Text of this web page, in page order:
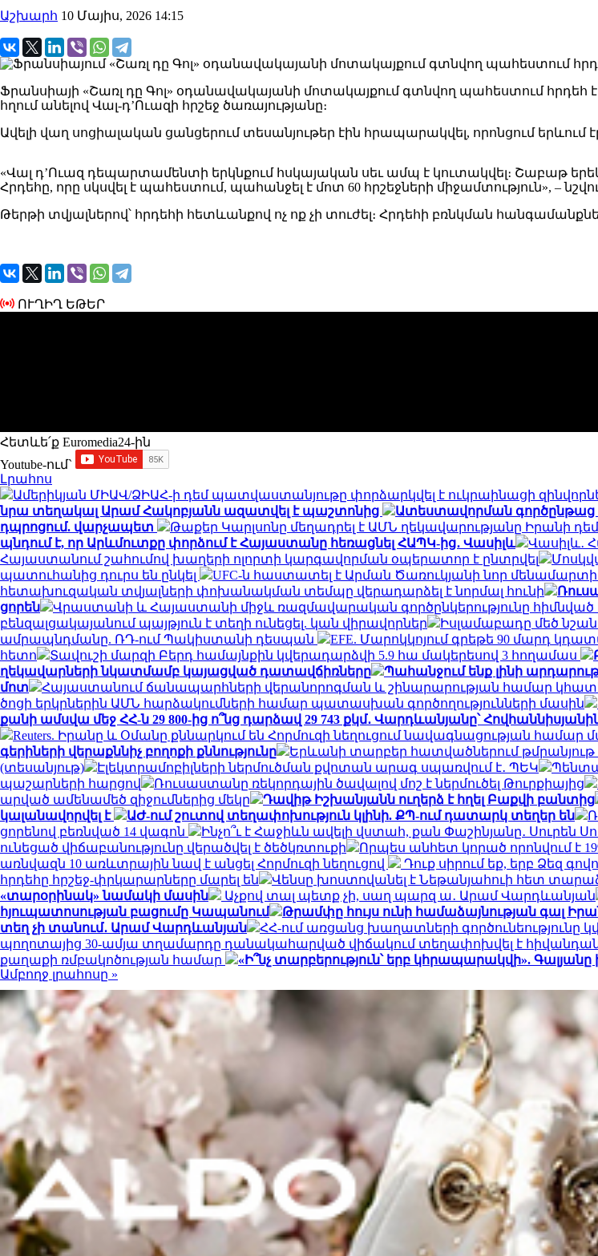
Աշխարհ 10 Մայիս, 2026 14:15
Ֆրանսիայի «Շառլ դը Գոլ» օդանավակայանի մոտակայքում գտնվող պահեստում հրդեհ է
հղում անելով Վալ-դ’Ուազի հրշեջ ծառայությանը։
Ավելի վաղ սոցիալական ցանցերում տեսանյութեր էին հրապարակվել, որոնցում
«Վալ դ’Ուազ դեպարտամենտի երկնքում հսկայական սեւ ամպ է կուտակվել։ Շաբաթ
Հրդեհը, որը սկսվել է պահեստում, պահանջել է մոտ 60 հրշեջների միջամտություն», –
Թերթի տվյալներով՝ հրդեհի հետևանքով ոչ ոք չի տուժել։ Հրդեհի բռնկման
ՈՒՂԻՂ ԵԹԵՐ
Հետևե՛ք Euromedia24-ին
Youtube-ում`
Լրահոս
Ամերիկյան ՄԻԱՎ/ՁԻԱՀ-ի դեմ պատվաստանյութը փորձարկվել է ուկրաինացի
նրա տեղակալ Արամ Հակոբյանն ազատվել է պաշտոնից
Ատեստավորման գործընթաց
դպրոցում. վարչապետ
Թաքեր Կարլսոնը մեղադրել է ԱՄՆ ղեկավարությանը Իրանի
պնդում է, որ Արևմուտքը փորձում է Հայաստանը հեռացնել ՀԱՊԿ-ից․ Վասիլև
Վասիլև․
Հայաստանում շահումով խաղերի ոլորտի կարգավորման օպերատոր է ընտրվել
պատուհանից դուրս են ընկել
UFC-ն հաստատել է Արման Ծառուկյանի նոր
հետախուզական տվյալների փոխանակման տեմպը վերադարձել է նորմալ հունի
ցորեն
Վրաստանի և Հայաստանի միջև ռազմավարական գործընկերությունը
բենզալցակայանում պայթյուն է տեղի ունեցել. կան վիրավորներ
Իսլամաբադը մեծ
ամրապնդմանը. ՌԴ-ում Պակիստանի դեսպան
EFE. Մարոկկոյում գրեթե 90 մարդ
հետո
Տավուշի մարզի Բերդ համայնքին կվերադարձվի 5.9 հա մակերեսով 3 հողամաս
ղեկավարների նկատմամբ կայացված դատավճիռները
Պահանջում ենք լինի
մոտ
Հայաստանում ճանապարհների վերանորոգման և շինարարության համար
ծոցի երկրներին ԱՄՆ հարձակումների համար պատասխան գործողությունների մասին
քանի ամսվա մեջ ՀՀ-ն 29 800-ից ո՞նց դարձավ 29 743 քկմ․ Վարդևանյանը՝
Reuters. Իրանը և Օմանը քննարկում են Հորմուզի նեղուցում նավագնացության համար
գերիների վերաքննիչ բողոքի քննությունը
Երևանի տարբեր հատվածներում
(տեսանյութ)
Էլեկտրամոբիլների ներմուծման քվոտան արագ սպառվում է․ ՊԵԿ
պաշարների հարցով
Ռուսաստանը ռեկորդային ծավալով մոշ է ներմուծել Թուրքիայից
արված ամենամեծ զիջումներից մեկը
Դավիթ Իշխանյանն ուղերձ է հղել Բաքվի բանտից
կալանավորվել է
ԱԺ-ում շուտով տեղափոխություն կլինի. ՔՊ-ում դատարկ տեղեր են
ցորենով բեռնված 14 վագոն
Ինչո՞ւ է Հաջիևն ավելի վստահ, քան Փաշինյանը․ Սուրեն
ունեցած վիճաբանությունը վերածվել է ծեծկռտուքի
Որպես անհետ կորած որոնվում է
առնվազն 10 առևտրային նավ է անցել Հորմուզի նեղուցով
Դուք սիրում եք, երբ Ձեզ
հրդեհը հրշեջ-փրկարարները մարել են
Վենսը խոստովանել է Նեթանյահուի հետ
«տարօրինակ» նամակի մասին
Աչքով տալ պետք չի, սաղ պարզ ա․ Արամ Վարդևանյան
հյուպատոսության բացումը Կապանում
Թրամփը հույս ունի համաձայնության գալ
տեղ չի տանում․ Արամ Վարդևանյան
ՀՀ-ում առցանց խաղատների գործունեությունը
պողոտայից 30-ամյա տղամարդը դանակահարված վիճակում տեղափոխվել է
քաղաքի ռմբակոծության համար
«Ի՞նչ տարբերություն՝ երբ կհրապարակվի».
Ամբողջ լրահոսը »